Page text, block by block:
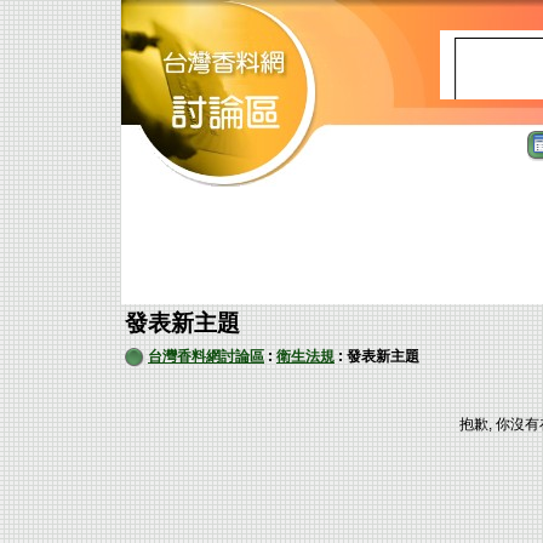
發表新主題
台灣香料網討論區 : 衛生法規 : 發表新主題
抱歉, 你沒